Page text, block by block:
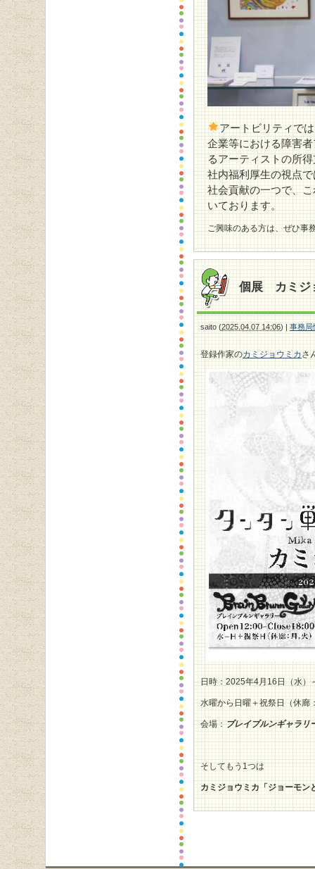
アートビリティで
企業等における障害
るアーティストの所
社内福利厚生の視点
社会貢献の一つで、
いております。
ご興味のある方は、ぜひ事
個展 カミジ
saito (2025.04.07 14:06) | 事務局
登録作家のカミジョウミカ さ
日時：2025年4月16日（水
水曜から日曜＋祝祭日（休廊
会場： ブレイブルンギャラリ
そしてもう1つは
カミジョウミカ「ジョーモン